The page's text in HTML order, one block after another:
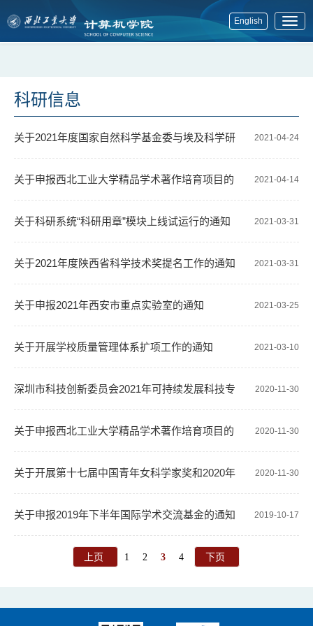
English
展
科研信息
2021-04-24
关于2021年度国家自然科学基金委与埃及科学研
究技术院、瑞典研究理事会合作研究项目申报通知 2021-04-14
关于申报西北工业大学精品学术著作培育项目的
通知 2021-03-31
关于科研系统“科研用章”模块上线试运行的通知
2021-03-31
关于2021年度陕西省科学技术奖提名工作的通知
2021-03-25
关于申报2021年西安市重点实验室的通知
2021-03-10
关于开展学校质量管理体系扩项工作的通知
2020-11-30
深圳市科技创新委员会2021年可持续发展科技专
项项目申请通知 2020-11-30
关于申报西北工业大学精品学术著作培育项目的
通知 2020-11-30
关于开展第十七届中国青年女科学家奖和2020年
度未来女科学家计划候选人推荐工作的通知 2019-10-17
关于申报2019年下半年国际学术交流基金的通知
上页 1 2 3 4 下页